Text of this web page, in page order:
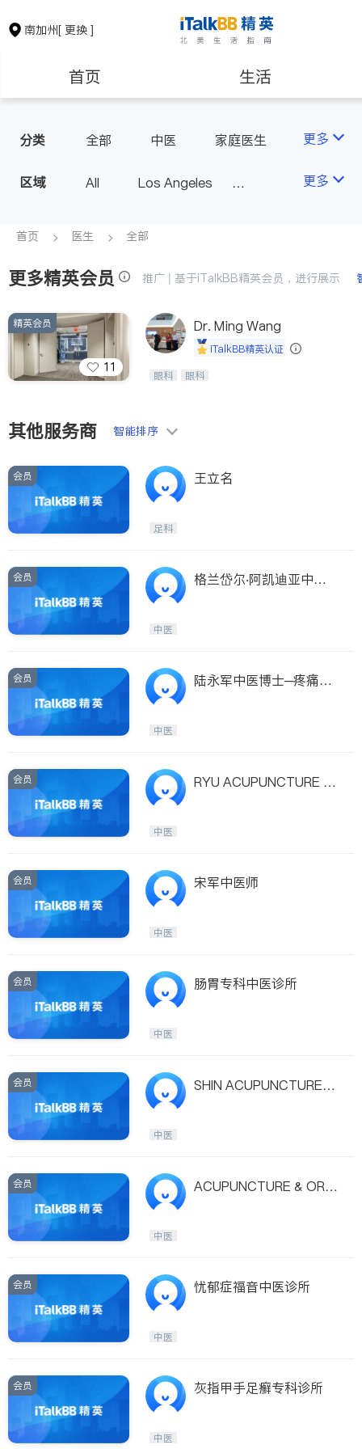
南加州[ 更换 ]
首页 生活
保险理财
银行贷款
建筑装修 教育
养老 非盈利组织
分类 全部 中医
家庭医生
眼科
妇科
儿科
心脏科
肠胃肝脏科
外科
泌尿科
风湿病
不孕不育
脊椎神经科
呼吸科
医生-其它
更多
区域 All
Los Angeles
Alhambra & San Gabriel
Diamond Bar & Covina
Rowland Heights & Hacienda H
eights
Los Angeles County - Other Ci
ties
Inyo & San Bernardino
Santa Barbara & Monterey
更多
首页 医生 全部
更多精英会员 推广 | 基于iTalkBB精英会员，进行展示
11
精英会员 Dr. Ming Wang
iTalkBB精英认证
Wang Vision Institute has more tha
眼科 眼科
其他服务商 智能排序
会员 王立名
足科
会员
格兰岱尔‧阿凯迪亚中医
中医
会员
陆永军中医博士─疼痛中
中医
会员
RYU ACUPUNCTURE C
中医
会员 宋军中医师
中医
会员 肠胃专科中医诊所
中医
会员
SHIN ACUPUNCTURE &
中医
会员
ACUPUNCTURE & ORIE
中医
会员 忧郁症福音中医诊所
中医
会员 灰指甲手足癣专科诊所
中医